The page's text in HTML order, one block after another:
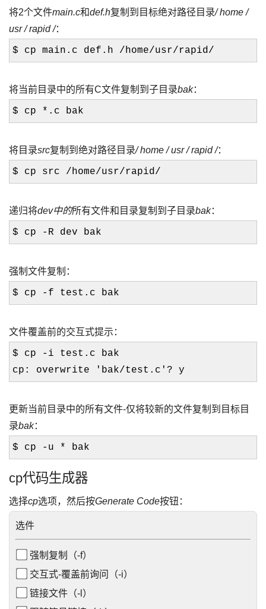
将2个文件main.c和def.h复制到目标绝对路径目录/ home /
usr / rapid /：
$ cp main.c def.h /home/usr/rapid/
将当前目录中的所有C文件复制到子目录bak：
$ cp *.c bak
将目录src复制到绝对路径目录/ home / usr / rapid /：
$ cp src /home/usr/rapid/
递归将dev中的所有文件和目录复制到子目录bak：
$ cp -R dev bak
强制文件复制：
$ cp -f test.c bak
文件覆盖前的交互式提示：
$ cp -i test.c bak
cp: overwrite 'bak/test.c'? y
更新当前目录中的所有文件-仅将较新的文件复制到目标目
录bak：
$ cp -u * bak
cp代码生成器
选择cp选项，然后按Generate Code按钮：
选件
强制复制（-f）
交互式-覆盖前询问（-i）
链接文件（-l）